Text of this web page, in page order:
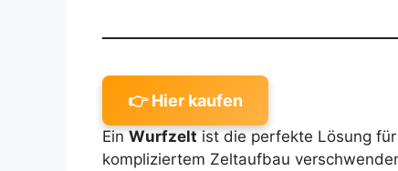
👉 Hier kaufen
Ein Wurfzelt ist die perfekte Lösung
kompliziertem Zeltaufbau